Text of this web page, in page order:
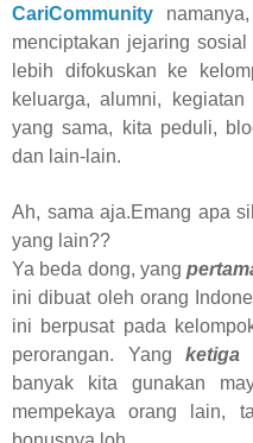
CariCommunity
menciptakan jejaring
lebih difokuskan ke
keluarga, alumni,
yang sama, kita peduli,
dan lain-lain.
Ah, sama aja.Emang apa
yang lain??
Ya beda dong, yang
ini dibuat oleh orang
ini berpusat pada
perorangan. Yangketiga
banyak kita gunakan
mempekaya orang lain,